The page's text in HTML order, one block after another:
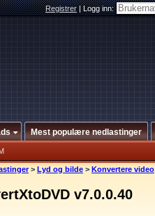
Registrer|Logg inn:
Mest populære nedlastinger
> Lyd og bilde > Konvertere video
v7.0.0.40